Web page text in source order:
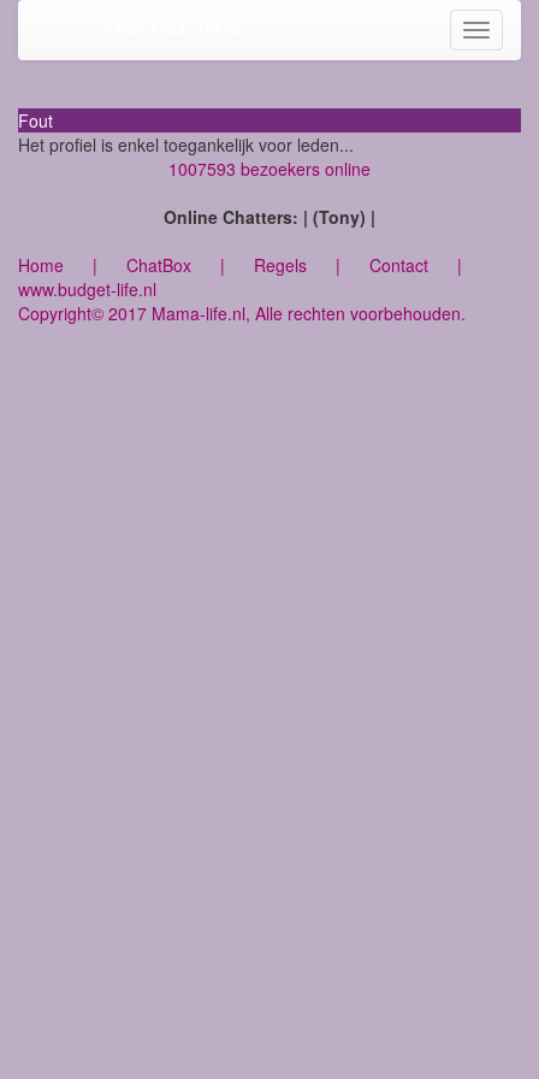
Toggle
Fout
Het profiel is enkel toegankelijk voor leden...
1007593 bezoekers online
Online Chatters: | (Tony) |
Home | ChatBox | Regels | Contact |
www.budget-life.nl
Copyright© 2017 Mama-life.nl, Alle rechten voorbehouden.